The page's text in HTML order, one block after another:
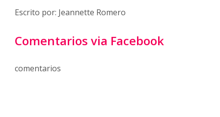
Escrito por: Jeannette Romero
Comentarios via Facebook
comentarios